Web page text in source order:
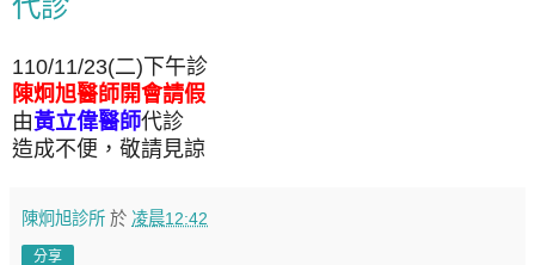
代診
110/11/23(二)下午診
陳炯旭醫師開會請假
由黃立偉醫師代診
造成不便，敬請見諒
陳炯旭診所 於 凌晨12:42
分享